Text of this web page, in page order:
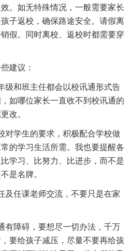
。如无特殊情况，一般需要家长
子返校，确保路途安全。请假离
假。同时离校、返校时都需要穿
建议：
级和班主任都会以校讯通形式告
如哪位家长一直收不到校讯通的
改。
对学生的要求，积极配合学校做
的学习生活所需。我也要提醒各
学习、比努力、比进步，而不是
是名牌。
及任课老师交流，不要只是在家
有障碍，要想尽一切办法，千万
要给孩子减压，尽量不要再给孩